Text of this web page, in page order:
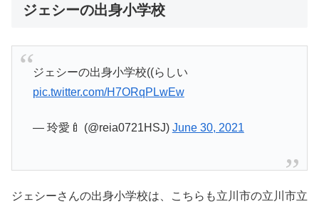
ジェシーの出身小学校
ジェシーの出身小学校((らしい
pic.twitter.com/H7ORqPLwEw
— 玲愛🍼 (@reia0721HSJ) June 30, 2021
ジェシーさんの出身小学校は、こちらも立川市の立川市立